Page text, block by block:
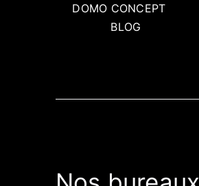
DOMO CONCEPT
BLOG